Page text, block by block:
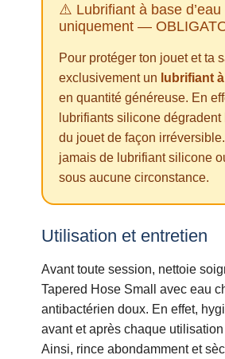
⚠️ Lubrifiant à base d’eau
uniquement —
Pour protéger ton jouet et ta
exclusivement un lubrifiant
en quantité généreuse. En
lubrifiants silicone
du jouet de façon
jamais de lubrifiant silicone
sous aucune circonstance.
Utilisation et entretien
Avant toute session, nettoie
Tapered Hose Small avec eau
antibactérien doux. En effet,
avant et après chaque
Ainsi, rince abondamment et